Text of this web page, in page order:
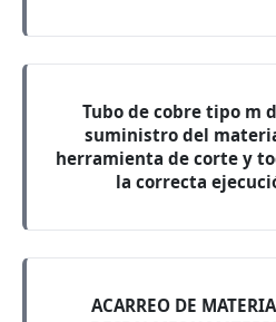
Tubo de cobre tipo m
suministro del
herramienta de corte y
la correcta
ACARREO DE